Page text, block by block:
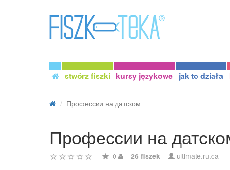
stwórz fiszki kursy językowe jak to działa
Профессии на датском
Профессии на
0 26 fiszek ultimate.ru.da